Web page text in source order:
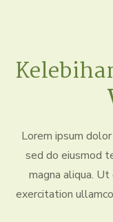
Lorem ipsum
sed do eiusmod
magna aliqua. Ut
exercitation